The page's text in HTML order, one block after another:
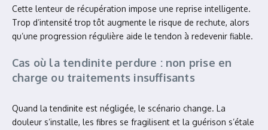
Cette lenteur de récupération impose une reprise intelligente.
Trop d’intensité trop tôt augmente le risque de rechute, alors
qu’une progression régulière aide le tendon à redevenir fiable.
Cas où la tendinite perdure : non prise en
charge ou traitements insuffisants
Quand la tendinite est négligée, le scénario change. La
douleur s’installe, les fibres se fragilisent et la guérison s’étale